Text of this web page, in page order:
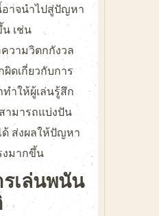
าจนำไปสู่ปัญหา
เช่น
วามวิตกกังวล
ดเกี่ยวกับการ
ำให้ผู้เล่นรู้สึก
ามารถแบ่งปัน
ส่งผลให้ปัญหา
งมากขึ้น
เล่นพนัน